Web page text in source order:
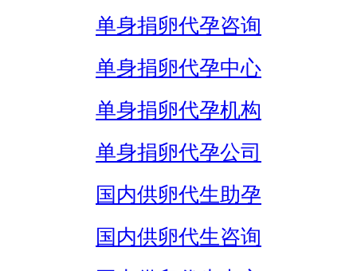
单身捐卵代孕咨询
单身捐卵代孕中心
单身捐卵代孕机构
单身捐卵代孕公司
国内供卵代生助孕
国内供卵代生咨询